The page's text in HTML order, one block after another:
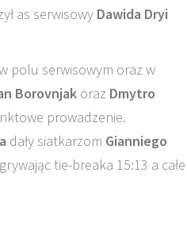
as serwisowy Dawida Dryi
polu serwisowym oraz w
Borovnjak oraz Dmytro
prowadzenie.
dały siatkarzom Gianniego
tie-breaka 15:13 a całe